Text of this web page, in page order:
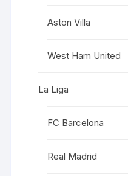
Aston Villa
West Ham United
La Liga
FC Barcelona
Real Madrid